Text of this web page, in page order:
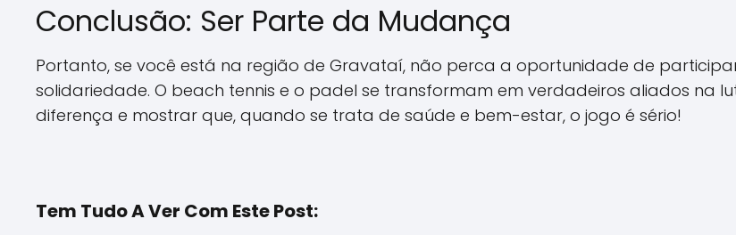
Conclusão: Ser Parte da Mudança
Portanto, se você está na região de Gravataí, não perca a oportunidade de
solidariedade. O beach tennis e o padel se transformam em verdadeiros aliados na
diferença e mostrar que, quando se trata de saúde e bem-estar, o jogo é sério!
Tem Tudo A Ver Com Este Post: